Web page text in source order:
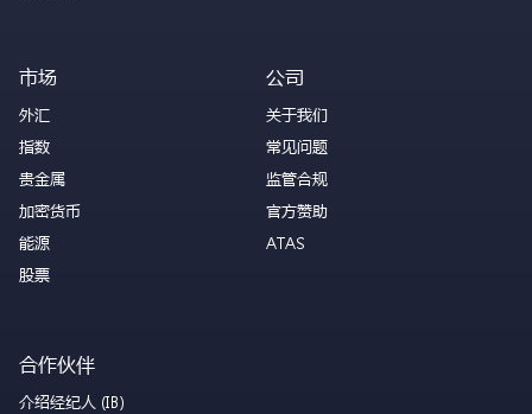
市场
外汇
指数
贵金属
加密货币
能源
股票
公司
关于我们
常见问题
监管合规
官方赞助
ATAS
合作伙伴
介绍经纪人 (IB)